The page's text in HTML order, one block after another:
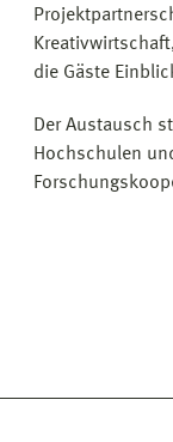
die Gäste
Der Austausch
Hochschulen